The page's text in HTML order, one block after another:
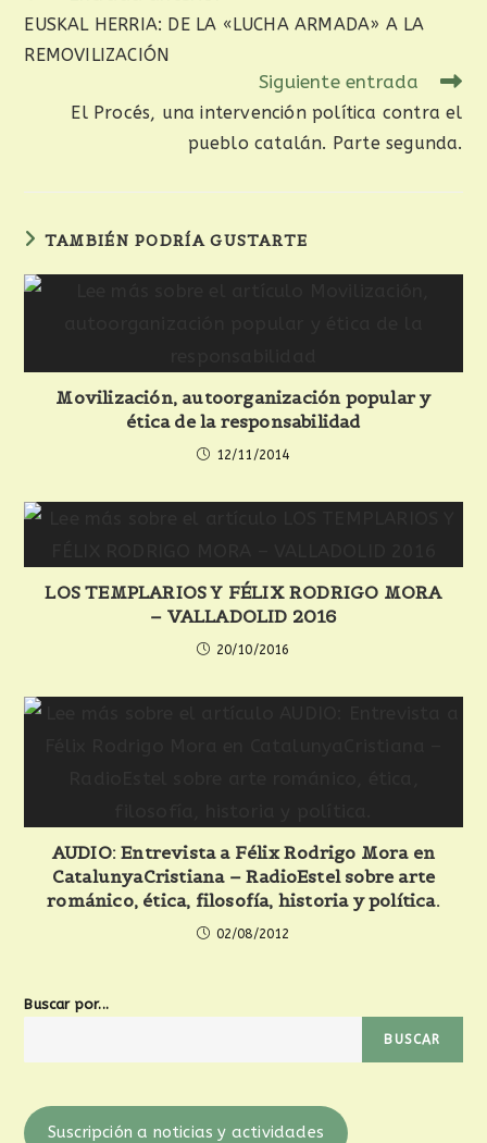
EUSKAL HERRIA: DE LA «LUCHA ARMADA» A LA
REMOVILIZACIÓN
Siguiente entrada
El Procés, una intervención política contra el
pueblo catalán. Parte segunda.
TAMBIÉN PODRÍA GUSTARTE
Movilización, autoorganización popular y
ética de la responsabilidad
12/11/2014
LOS TEMPLARIOS Y FÉLIX RODRIGO MORA
– VALLADOLID 2016
20/10/2016
AUDIO: Entrevista a Félix Rodrigo Mora en
CatalunyaCristiana – RadioEstel sobre arte
románico, ética, filosofía, historia y política.
02/08/2012
Buscar por...
BUSCAR
Suscripción a noticias y actividades